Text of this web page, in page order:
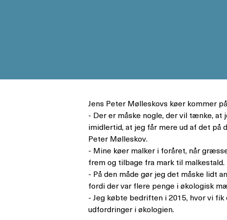
Jens Peter Mølleskovs køer kommer
- Der er måske nogle, der vil tænke,
imidlertid, at jeg får mere ud af det på
Peter Mølleskov.
- Mine køer malker i foråret, når
frem og tilbage fra mark til
- På den måde gør jeg det måske lidt
fordi der var flere penge i økologisk
- Jeg købte bedriften i 2015, hvor vi
udfordringer i økologien.